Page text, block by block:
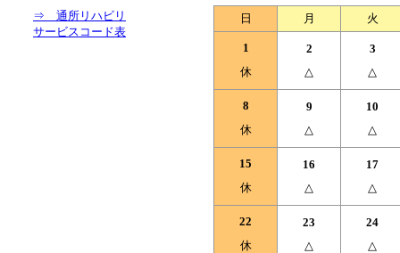
⇒ 通所リハビリ
サービスコード表
日 月 火
1
休
2
△
3
△
8
休
9
△
10
△
15
休
16
△
17
△
22
休
23
△
24
△